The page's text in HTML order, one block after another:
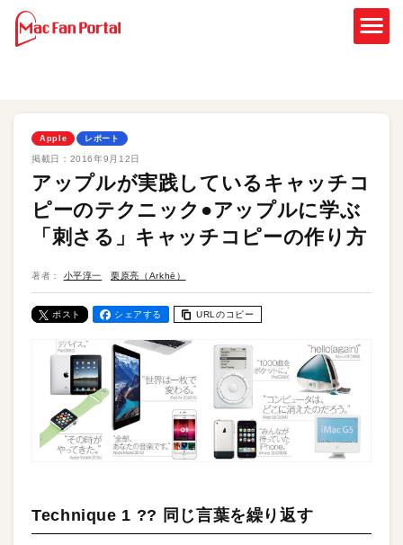
Apple レポート
掲載日： 2016年9月12日
アップルが実践しているキャッチコ
ピーのテクニック●アップルに学ぶ
「刺さる」キャッチコピーの作り方
著者： 小平淳一 栗原亮（Arkhē）
ポスト シェアする URLのコピー
Technique 1 ?? 同じ言葉を繰り返す